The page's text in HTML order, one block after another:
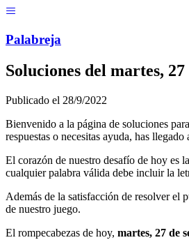
Palabreja
Soluciones del martes, 27
Publicado el 28/9/2022
Bienvenido a la página de soluciones
respuestas o necesitas ayuda, has
El corazón de nuestro desafío de hoy es
cualquier palabra válida debe incluir la
Además de la satisfacción de resolver el
de nuestro juego.
El rompecabezas de hoy, martes, 27 de